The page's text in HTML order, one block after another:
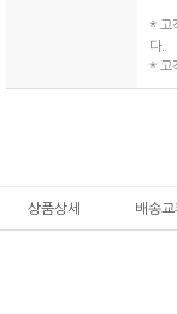
* 고
다.
* 고
상품상세 배송